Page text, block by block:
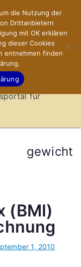
für
gewicht
(BMI)
1, 2010
die Nutzung der
Drittanbietern
mit OK erklären
dieser Cookies
entnehmen finden